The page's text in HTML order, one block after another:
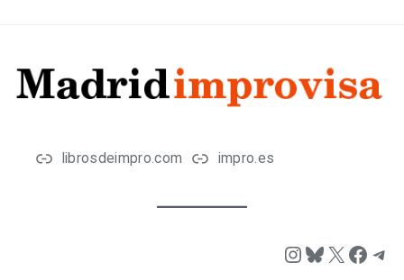
librosdeimpro.com impro.es
Instagram
Bluesky
X